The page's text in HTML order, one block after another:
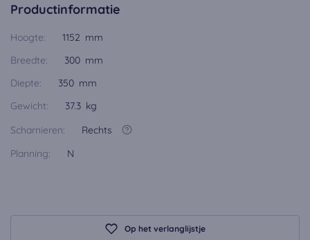
Productinformatie
Hoogte:
1152 mm
Breedte:
300 mm
Diepte:
350 mm
Gewicht:
37.3 kg
Scharnieren:
Rechts
Planning:
N
Op het verlanglijstje